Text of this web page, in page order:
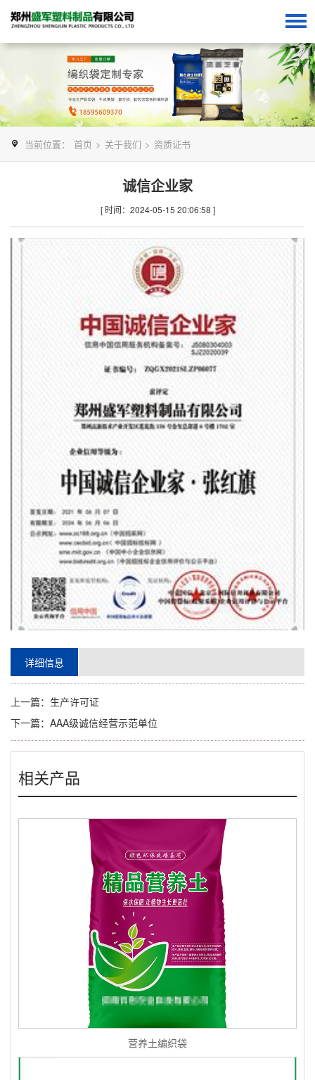
当前位置： 首页 > 关于我们 > 资质证书
诚信企业家
[ 时间：2024-05-15 20:06:58 ]
详细信息
上一篇： 生产许可证
下一篇： AAA级诚信经营示范单位
相关产品
营养土编织袋